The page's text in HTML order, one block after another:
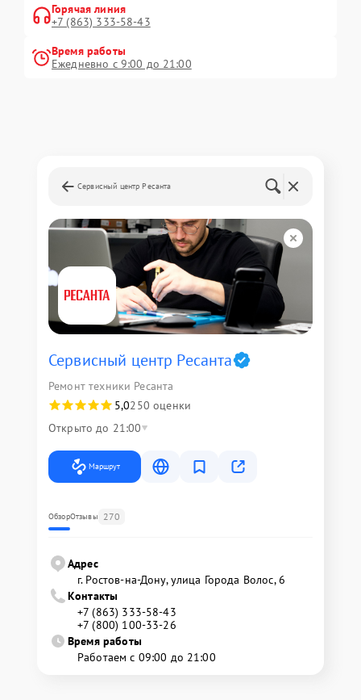
Горячая линия
+7 (863) 333-58-43
Время работы
Ежедневно с 9:00 до 21:00
Сервисный центр Ресанта
Сервисный центр Ресанта
Ремонт техники Ресанта
5,0250 оценки
Открыто до 21:00
Маршрут
ОбзорОтзывы 270
Адрес
г. Ростов-на-Дону, улица Города Волос, 6
Контакты
+7 (863) 333-58-43
+7 (800) 100-33-26
Время работы
Работаем с 09:00 до 21:00